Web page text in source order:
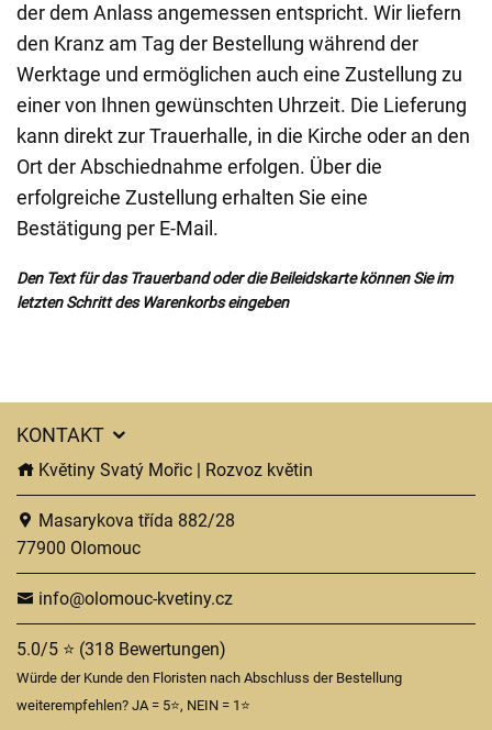
der dem Anlass angemessen entspricht. Wir liefern
den Kranz am Tag der Bestellung während der
Werktage und ermöglichen auch eine Zustellung zu
einer von Ihnen gewünschten Uhrzeit. Die Lieferung
kann direkt zur Trauerhalle, in die Kirche oder an den
Ort der Abschiednahme erfolgen. Über die
erfolgreiche Zustellung erhalten Sie eine
Bestätigung per E-Mail.
Den Text für das Trauerband oder die Beileidskarte können Sie im
letzten Schritt des Warenkorbs eingeben
KONTAKT
Květiny Svatý Mořic | Rozvoz květin
Masarykova třída 882/28
77900 Olomouc
info@olomouc-kvetiny.cz
5.0/5 ⭐ (318 Bewertungen)
Würde der Kunde den Floristen nach Abschluss der Bestellung
weiterempfehlen? JA = 5⭐, NEIN = 1⭐